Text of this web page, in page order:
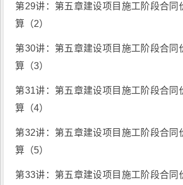
第29讲：第五章建设项目施工阶段合同
算（2）
第30讲：第五章建设项目施工阶段合同
算（3）
第31讲：第五章建设项目施工阶段合同
算（4）
第32讲：第五章建设项目施工阶段合同
算（5）
第33讲：第五章建设项目施工阶段合同